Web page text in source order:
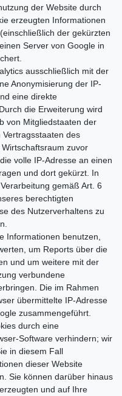
der Website durch
erzeugten Informationen
der gekürzten
Server von Google in
ausschließlich mit der
Anonymisierung der IP-
eine direkte
die Erweiterung wird
von Mitgliedstaaten der
des
zuvor
volle IP-Adresse an einen
und dort gekürzt. In
gemäß Art. 6
berechtigten
des Nutzerverhaltens zu
Informationen benutzen,
um Reports über die
und um weitere mit der
verbundene
Die im Rahmen
übermittelte IP-Adresse
zusammengeführt.
durch eine
Software verhindern; wir
in diesem Fall
dieser Website
Sie können darüber hinaus
und auf Ihre